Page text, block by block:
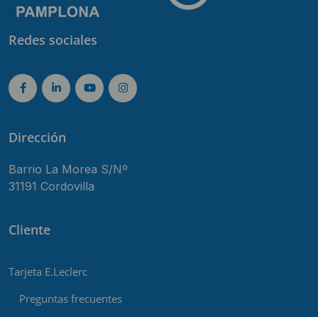
Redes sociales
Dirección
Barrio La Morea S/Nº
31191 Cordovilla
Cliente
Tarjeta E.Leclerc
Preguntas frecuentes